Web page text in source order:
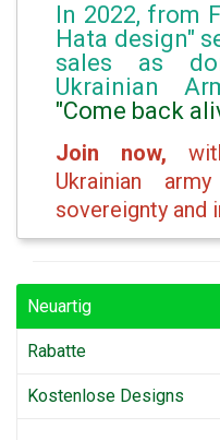
In 2022, from
Hata design"
sales as
Ukrainian
"Come back
Join now,
Ukrainian
sovereignty and
Neuartig
Rabatte
Kostenlose Designs